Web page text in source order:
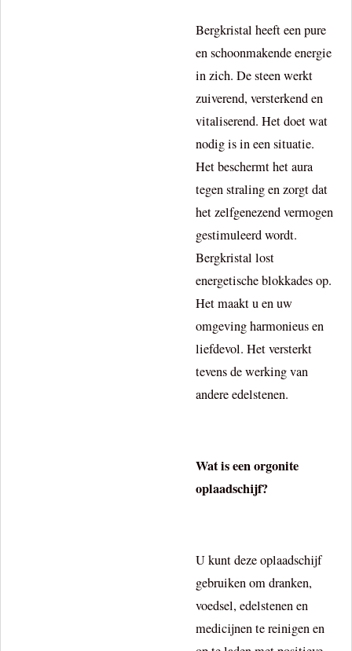
Bergkristal heeft een pure
en schoonmakende energie
in zich. De steen werkt
zuiverend, versterkend en
vitaliserend. Het doet wat
nodig is in een situatie.
Het beschermt het aura
tegen straling en zorgt dat
het zelfgenezend vermogen
gestimuleerd wordt.
Bergkristal lost
energetische blokkades op.
Het maakt u en uw
omgeving harmonieus en
liefdevol. Het versterkt
tevens de werking van
andere edelstenen.
Wat is een orgonite
oplaadschijf?
U kunt deze oplaadschijf
gebruiken om dranken,
voedsel, edelstenen en
medicijnen te reinigen en